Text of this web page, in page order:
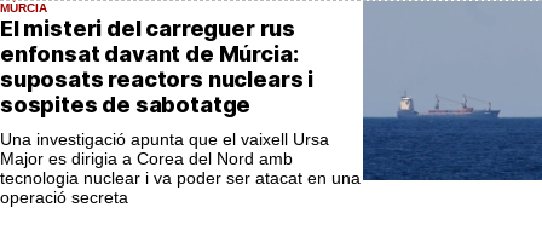
MÚRCIA
El misteri del carreguer rus
enfonsat davant de Múrcia:
suposats reactors nuclears i
sospites de sabotatge
Una investigació apunta que el vaixell Ursa
Major es dirigia a Corea del Nord amb
tecnologia nuclear i va poder ser atacat en una
operació secreta